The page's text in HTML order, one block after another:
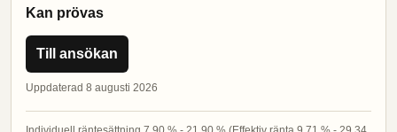
Kan prövas
Till ansökan
Uppdaterad 8 augusti 2026